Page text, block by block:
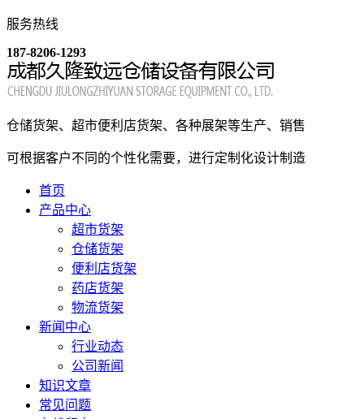
服务热线
187-8206-1293
仓储货架、超市便利店货架、各种展架等生产、销售
可根据客户不同的个性化需要，进行定制化设计制造
首页
产品中心
超市货架
仓储货架
便利店货架
药店货架
物流货架
新闻中心
行业动态
公司新闻
知识文章
常见问题